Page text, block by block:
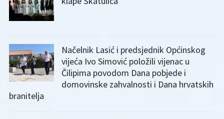
Načelnik Lasić i predsjednik Općinskog
vijeća Ivo Simović položili vijenac u
Čilipima povodom Dana pobjede i
domovinske zahvalnosti i Dana hrvatskih
branitelja